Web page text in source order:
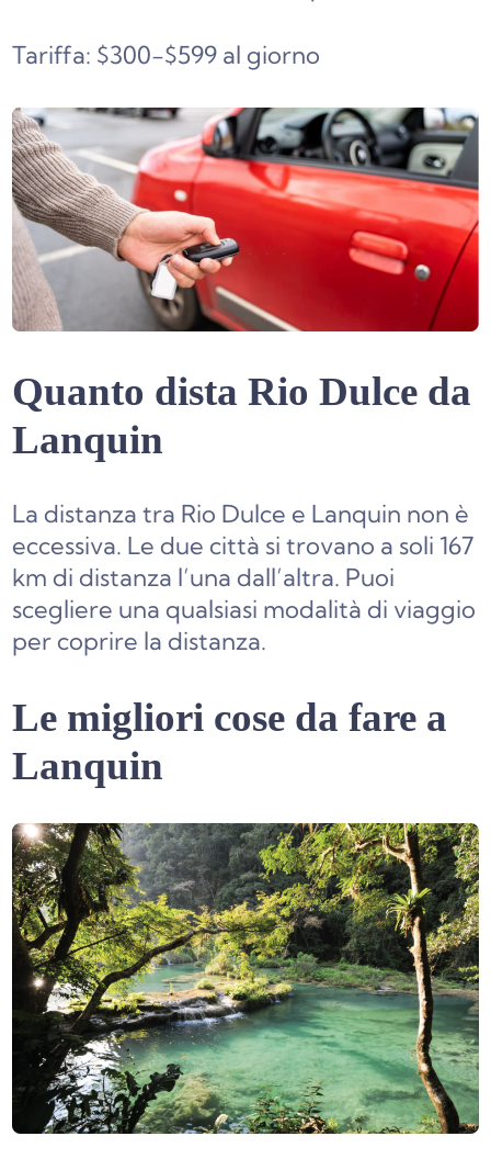
Tariffa: $300-$599 al giorno
Quanto dista Rio Dulce da
Lanquin
La distanza tra Rio Dulce e Lanquin non è
eccessiva. Le due città si trovano a soli 167
km di distanza l’una dall’altra. Puoi
scegliere una qualsiasi modalità di viaggio
per coprire la distanza.
Le migliori cose da fare a
Lanquin